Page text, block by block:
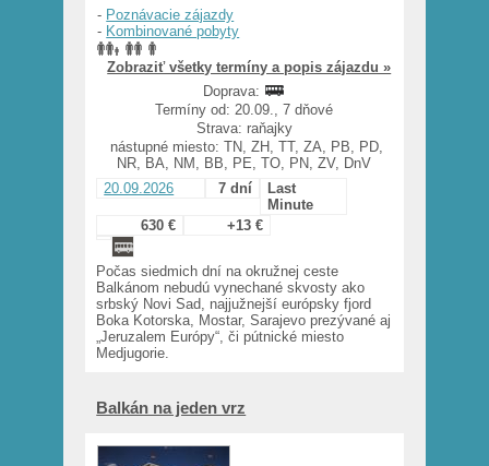
- Poznávacie zájazdy
- Kombinované pobyty
Zobraziť všetky termíny a popis zájazdu »
Doprava:
Termíny od: 20.09., 7 dňové
Strava: raňajky
nástupné miesto: TN, ZH, TT, ZA, PB, PD,
NR, BA, NM, BB, PE, TO, PN, ZV, DnV
20.09.2026
7 dní
Last
Minute
630 €
+13 €
Počas siedmich dní na okružnej ceste
Balkánom nebudú vynechané skvosty ako
srbský Novi Sad, najjužnejší európsky fjord
Boka Kotorska, Mostar, Sarajevo prezývané aj
„Jeruzalem Európy“, či pútnické miesto
Medjugorie.
Balkán na jeden vrz